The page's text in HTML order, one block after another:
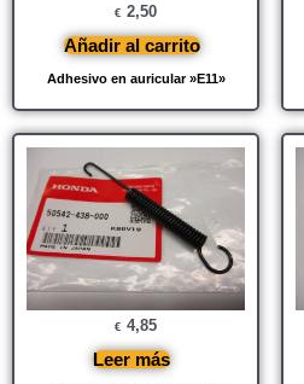
Adhesivo en auricular »E11»
€ 2,50
Añadir al carrito
€ 4,85
Leer más